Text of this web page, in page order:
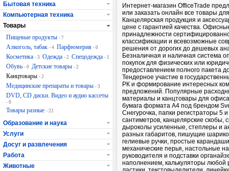
Интернет-магазин OfficeTrade
или заказать онлайн все товары
Канцелярская продукция и
цене с гарантией качества.
принадлежности
классификации и всевозможные
решения от дорогих до дешевых
Безналичная и наличная система
покупок для физических или
предоставлением полного пакета
Тендерное участие в
РК и формирование интересных
предложений. Популярные
материалы и канцтовары для офиса
бумага формата A4 под брендом
Снегурочка, папки регистраторы 5
сантиметров, канцелярские скобы,
дыроколы усиленные, степлеры и
разных габаритов, пишущие
гелиевые ручки, простые
механические перья, настольные
руководителя и подставки
наполнением, калькуляторы любой
Бытовая техника
Компьютерная техника
Товары
Пищевые продукты - 7
Алкоголь, табак - 4 Парфюмерия - 0
Косметика - 3 Одежда - 2 Спецодежда - 1
Обувь - 0 Детские товары - 2
Канцтовары - 2
Медицинские препараты и товары - 3
DVD, CD диски. Видео и аудио кассеты
- 0
Товары разные - 22
Образование и наука
Услуги
Досуг и развлечения
Работа
Животные